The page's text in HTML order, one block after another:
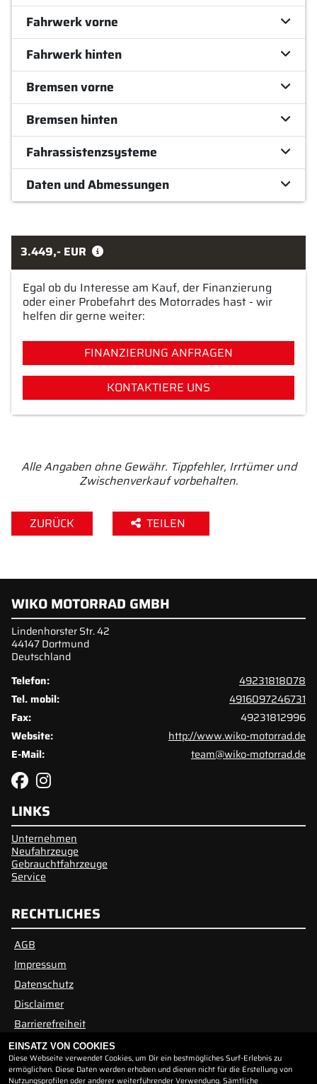
Fahrwerk vorne
Fahrwerk hinten
Bremsen vorne
Bremsen hinten
Fahrassistenzsysteme
Daten und Abmessungen
3.449,- EUR
Egal ob du Interesse am Kauf, der Finanzierung
oder einer Probefahrt des Motorrades hast - wir
helfen dir gerne weiter:
FINANZIERUNG ANFRAGEN
KONTAKTIERE UNS
Alle Angaben ohne Gewähr. Tippfehler, Irrtümer und
Zwischenverkauf vorbehalten.
ZURÜCK TEILEN
WIKO MOTORRAD GMBH
Lindenhorster Str. 42
44147 Dortmund
Deutschland
Telefon:
49231818078
Tel. mobil:
4916097246731
Fax:
49231812996
Website:
http://www.wiko-motorrad.de
E-Mail:
team@wiko-motorrad.de
LINKS
Unternehmen
Neufahrzeuge
Gebrauchtfahrzeuge
Service
RECHTLICHES
AGB
Impressum
Datenschutz
Disclaimer
Barrierefreiheit
ÖFFNUNGSZEITEN
EINSATZ VON COOKIES
Diese Webseite verwendet Cookies, um Dir ein bestmögliches Surf-Erlebnis zu
ermöglichen. Diese Daten werden erhoben und dienen nicht für die Erstellung von
Nutzungsprofilen oder anderer weiterführender Verwendung. Sämtliche